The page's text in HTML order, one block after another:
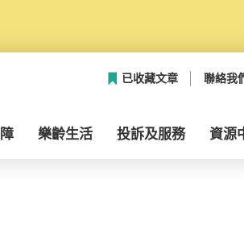
已收藏文章 聯絡我
樂齡生活 投訴及服務 資源